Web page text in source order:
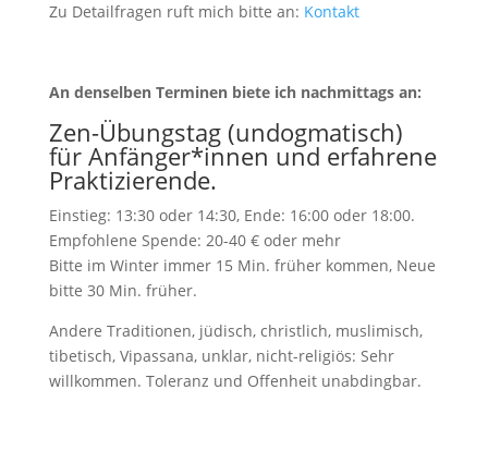
Zu Detailfragen ruft mich bitte an: Kontakt
An denselben Terminen biete ich nachmittags an:
Zen-Übungstag (undogmatisch)
für Anfänger*innen und erfahrene
Praktizierende.
Einstieg: 13:30 oder 14:30, Ende: 16:00 oder 18:00.
Empfohlene Spende: 20-40 € oder mehr
Bitte im Winter immer 15 Min. früher kommen, Neue
bitte 30 Min. früher.
Andere Traditionen, jüdisch, christlich, muslimisch,
tibetisch, Vipassana, unklar, nicht-religiös: Sehr
willkommen. Toleranz und Offenheit unabdingbar.